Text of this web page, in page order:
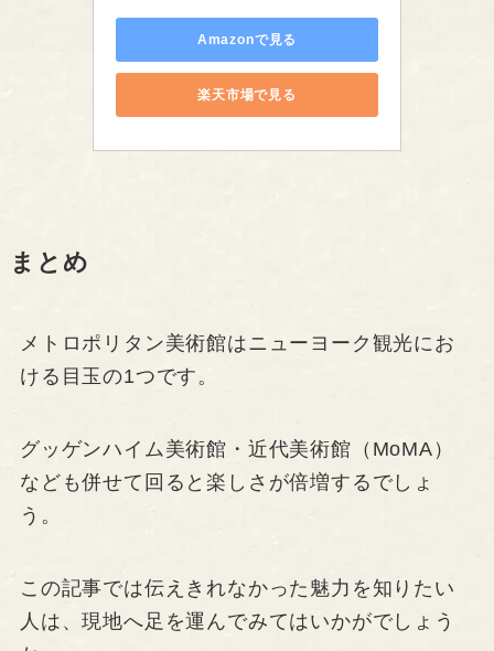
Amazonで見る
楽天市場で見る
まとめ
メトロポリタン美術館はニューヨーク観光にお
ける目玉の1つです。
グッゲンハイム美術館・近代美術館（MoMA）
なども併せて回ると楽しさが倍増するでしょ
う。
この記事では伝えきれなかった魅力を知りたい
人は、現地へ足を運んでみてはいかがでしょう